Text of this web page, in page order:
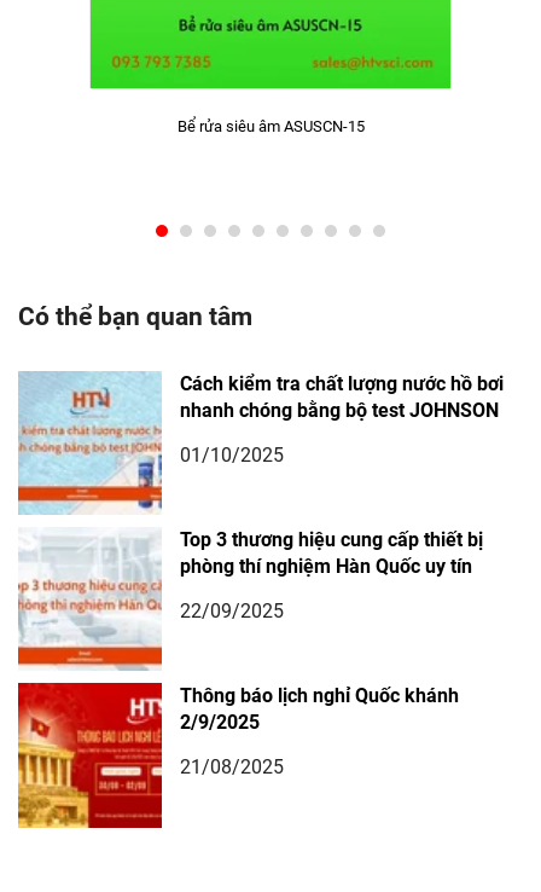
Bể rửa siêu âm ASUSCN-15
Có thể bạn quan tâm
Cách kiểm tra chất lượng nước hồ bơi
nhanh chóng bằng bộ test JOHNSON
01/10/2025
Top 3 thương hiệu cung cấp thiết bị
phòng thí nghiệm Hàn Quốc uy tín
22/09/2025
Thông báo lịch nghỉ Quốc khánh
2/9/2025
21/08/2025